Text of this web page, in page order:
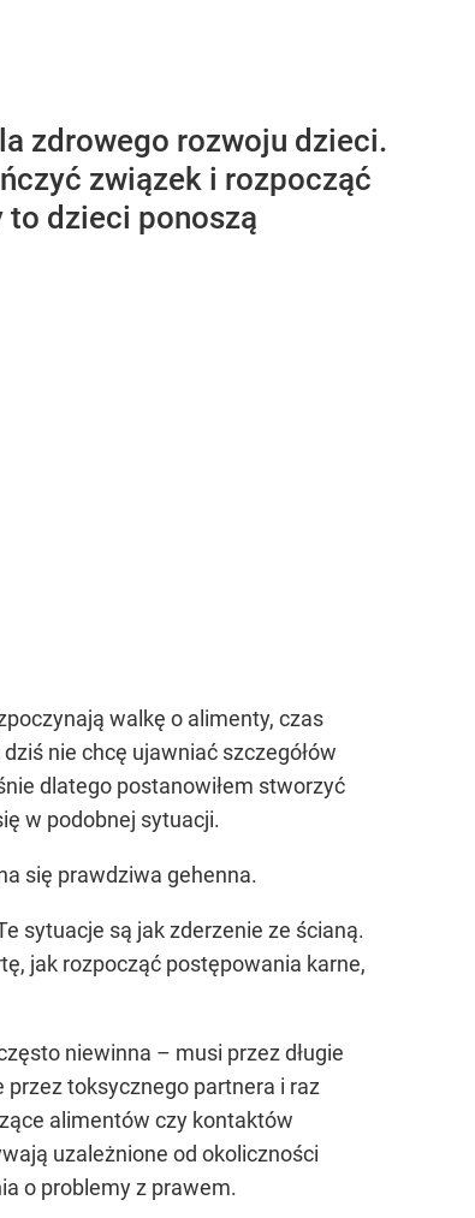
zdrowego rozwoju dzieci.
związek i rozpocząć
to dzieci ponoszą
walkę o alimenty, czas
nie chcę ujawniać szczegółów
dlatego postanowiłem stworzyć
w podobnej sytuacji.
się prawdziwa gehenna.
sytuacje są jak zderzenie ze ścianą.
jak rozpocząć postępowania karne,
niewinna – musi przez długie
toksycznego partnera i raz
alimentów czy kontaktów
uzależnione od okoliczności
o problemy z prawem.